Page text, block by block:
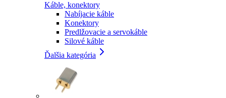
Káble, konektory
Nabíjacie káble
Konektory
Predlžovacie a servokáble
Silové káble
Ďalšia kategória